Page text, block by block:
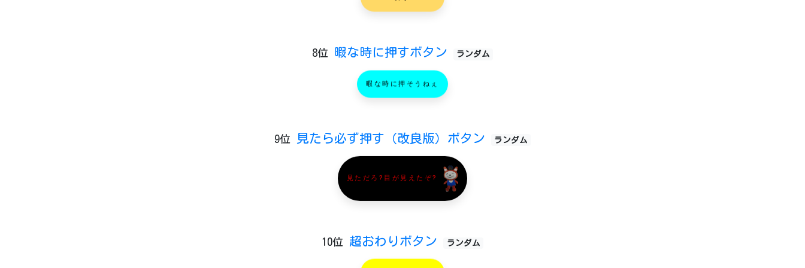
8位 暇な時に押すボタン ランダム
暇な時に押そうねぇ
9位 見たら必ず押す（改良版）ボタン ランダム
見ただろ?目が見えたぞ?
10位 超おわりボタン ランダム